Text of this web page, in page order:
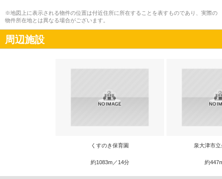
※地図上に表示される物件の位置は付近住所に所在することを表すものであり、実際の
物件所在地とは異なる場合がございます。
周辺施設
くすのき保育園
約1083m／14分
泉大津市
約